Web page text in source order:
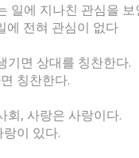
일에 지나친 관심을 보
에 전혀 관심이 없다
기면 상대를 칭찬한다.
칭찬한다.
회, 사랑은 사랑이다.
이 있다.